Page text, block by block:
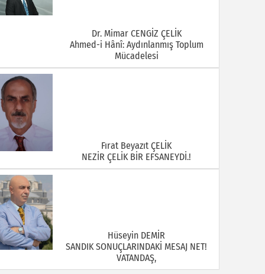
Dr. Mimar CENGİZ ÇELİK
Ahmed-i Hânî: Aydınlanmış Toplum
Mücadelesi
Fırat Beyazıt ÇELİK
NEZİR ÇELİK BİR EFSANEYDİ.!
Hüseyin DEMİR
SANDIK SONUÇLARINDAKİ MESAJ NET!
VATANDAŞ,